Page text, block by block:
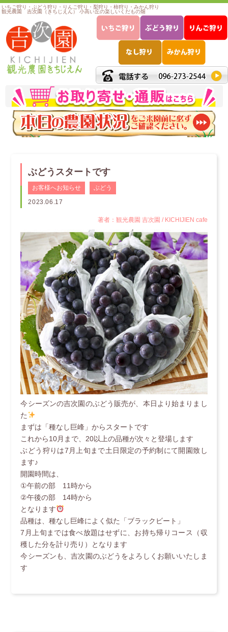
いちご狩り・ぶどう狩り・りんご狩り・梨狩り・柿狩り・みかん狩り
観光農園 吉次園（きちじえん） 小高い丘の楽しいくだもの畑
ぶどうスタートです
お客様へお知らせ
ぶどう
2023.06.17
著者：観光農園 吉次園 / KICHIJIEN cafe
今シーズンの吉次園のぶどう販売が、本日より始まりまし
た
まずは「種なし巨峰」からスタートです
これから10月まで、20以上の品種が次々と登場します
ぶどう狩りは7月上旬まで土日限定の予約制にて開園致し
ます♪
開園時間は、
①午前の部 11時から
②午後の部 14時から
となります
品種は、種なし巨峰によく似た「ブラックビート」
7月上旬までは食べ放題はせずに、お持ち帰りコース（収
穫した分を計り売り）となります
今シーズンも、吉次園のぶどうをよろしくお願いいたしま
す